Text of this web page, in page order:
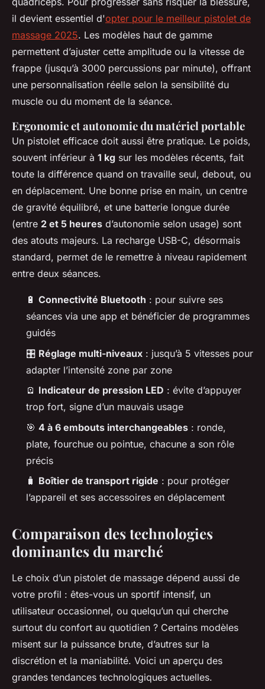
il devient essentiel d'opter pour le meilleur pistolet de
massage 2025. Les modèles haut de gamme
permettent d’ajuster cette amplitude ou la vitesse de
frappe (jusqu’à 3000 percussions par minute), offrant
une personnalisation réelle selon la sensibilité du
muscle ou du moment de la séance.
Ergonomie et autonomie du matériel portable
Un pistolet efficace doit aussi être pratique. Le poids,
souvent inférieur à 1 kg sur les modèles récents, fait
toute la différence quand on travaille seul, debout, ou
en déplacement. Une bonne prise en main, un centre
de gravité équilibré, et une batterie longue durée
(entre 2 et 5 heures d’autonomie selon usage) sont
des atouts majeurs. La recharge USB-C, désormais
standard, permet de le remettre à niveau rapidement
entre deux séances.
🔋 Connectivité Bluetooth : pour suivre ses
séances via une app et bénéficier de programmes
guidés
🎛️ Réglage multi-niveaux : jusqu’à 5 vitesses pour
adapter l’intensité zone par zone
🪫 Indicateur de pression LED : évite d’appuyer
trop fort, signe d’un mauvais usage
🎯 4 à 6 embouts interchangeables : ronde,
plate, fourchue ou pointue, chacune a son rôle
précis
🧳 Boîtier de transport rigide : pour protéger
l’appareil et ses accessoires en déplacement
Comparaison des technologies
dominantes du marché
Le choix d’un pistolet de massage dépend aussi de
votre profil : êtes-vous un sportif intensif, un
utilisateur occasionnel, ou quelqu’un qui cherche
surtout du confort au quotidien ? Certains modèles
misent sur la puissance brute, d’autres sur la
discrétion et la maniabilité. Voici un aperçu des
grandes tendances technologiques actuelles.